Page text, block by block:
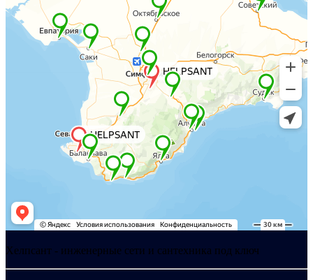
Хелпсант - инженерные сети и сантехника под ключ